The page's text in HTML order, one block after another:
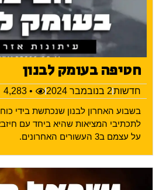
חטיפה בעומק לבנון
חדשות2 בנובמבר 2024
• 4,283
בשבוע האחרון לבנון שנכתשת בידי
לתכתיבי המציאות שהיא ביחד עם
על עצמם ב3 העשורים האחרונים.